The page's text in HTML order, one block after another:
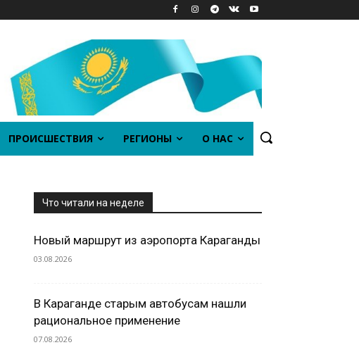
ПРОИСШЕСТВИЯ РЕГИОНЫ О НАС
Что читали на неделе
Новый маршрут из аэропорта Караганды
03.08.2026
В Караганде старым автобусам нашли
рациональное применение
07.08.2026